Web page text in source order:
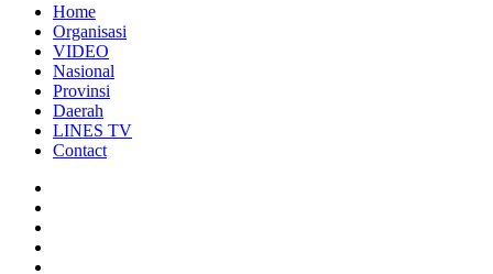
Home
Organisasi
VIDEO
Nasional
Provinsi
Daerah
LINES TV
Contact